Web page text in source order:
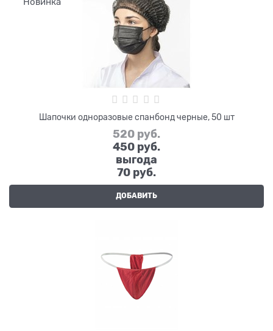
Шапочки одноразовые спанбонд черные, 50 шт
520 руб.
450 руб.
выгода
70 руб.
ДОБАВИТЬ